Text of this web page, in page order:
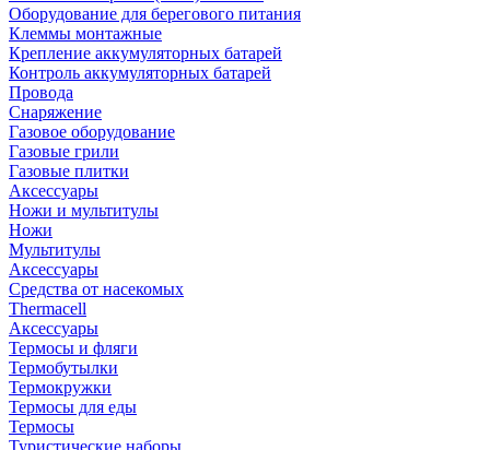
Оборудование для берегового питания
Клеммы монтажные
Крепление аккумуляторных батарей
Контроль аккумуляторных батарей
Провода
Снаряжение
Газовое оборудование
Газовые грили
Газовые плитки
Аксессуары
Ножи и мультитулы
Ножи
Мультитулы
Аксессуары
Средства от насекомых
Thermacell
Аксессуары
Термосы и фляги
Термобутылки
Термокружки
Термосы для еды
Термосы
Туристические наборы